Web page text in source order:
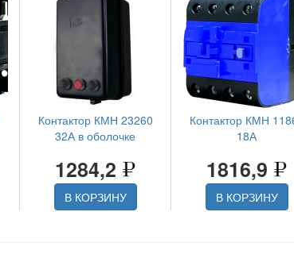
Контактор КМН 23260
32А в оболочке
1284,2
В КОРЗИНУ
Контактор КМН
18А
1816,9
В КОРЗИНУ